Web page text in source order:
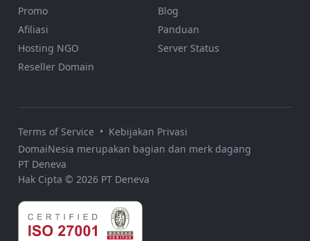
Promo
Afiliasi
Hosting NGO
Reseller Domain
Blog
Panduan
Server Status
Terms of Service • Kebijakan Privasi
DomaiNesia merupakan bagian dan merk dagang
PT Deneva
Hak Cipta © 2026 PT Deneva